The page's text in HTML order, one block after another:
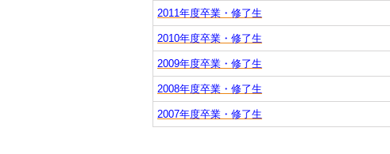
2011年度卒業・修了生
2010年度卒業・修了生
2009年度卒業・修了生
2008年度卒業・修了生
2007年度卒業・修了生